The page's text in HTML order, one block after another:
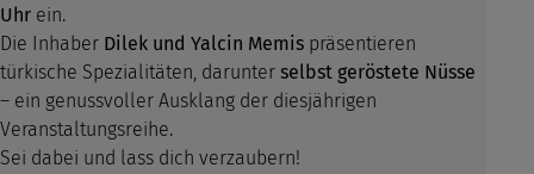
Uhr ein.
Die Inhaber Dilek und Yalcin Memis präsentieren
türkische Spezialitäten, darunter selbst geröstete Nüsse
– ein genussvoller Ausklang der diesjährigen
Veranstaltungsreihe.
Sei dabei und lass dich verzaubern!